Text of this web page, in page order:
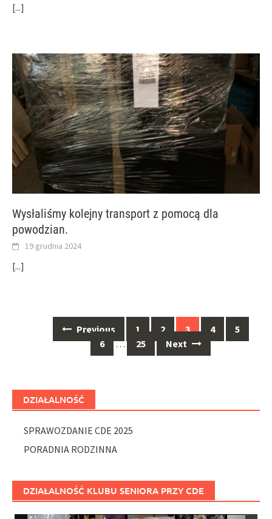
[...]
Wysłaliśmy kolejny transport z pomocą dla
powodzian.
19 grudnia 2024
[...]
navigation
Previous 1 2 3 4
5
6
… 25 Next
DZIAŁALNOŚĆ
SPRAWOZDANIE CDE 2025
PORADNIA RODZINNA
DZIAŁALNOŚĆ KLUBU SENIORA PRZY CDE